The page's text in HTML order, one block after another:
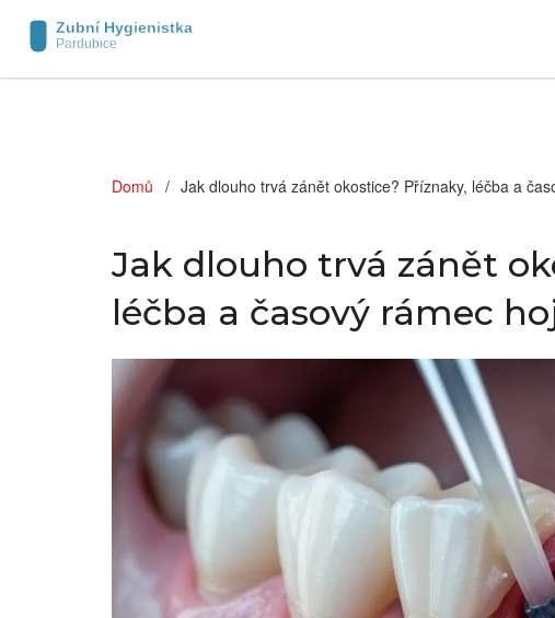
Domů Jak dlouho trvá zánět okostice? Příznaky, léčba a
Jak dlouho trvá zánět
léčba a časový rámec